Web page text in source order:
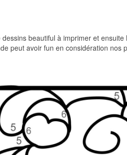
beautiful à imprimer et ensuite
peut avoir fun en considération nos